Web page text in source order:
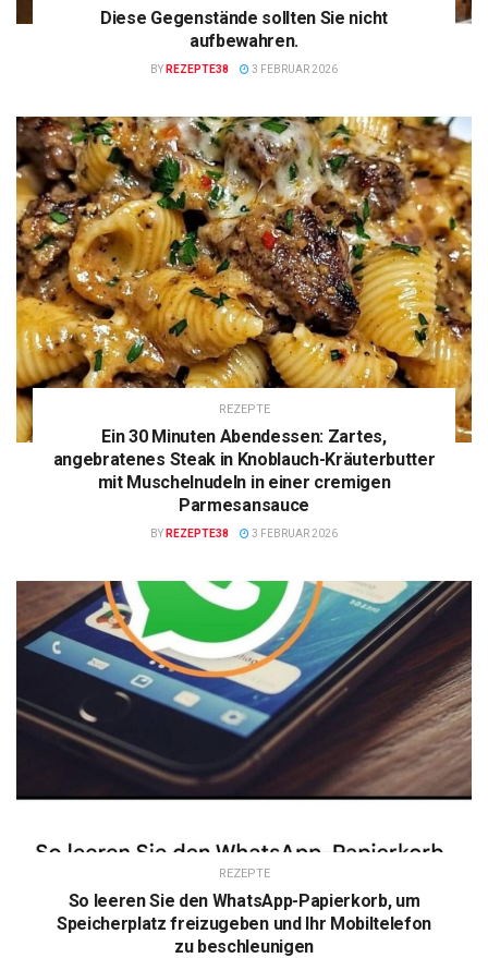
Diese Gegenstände sollten Sie nicht
aufbewahren.
BY REZEPTE38 3 FEBRUAR 2026
REZEPTE
Ein 30 Minuten Abendessen: Zartes,
angebratenes Steak in Knoblauch-Kräuterbutter
mit Muschelnudeln in einer cremigen
Parmesansauce
BY REZEPTE38 3 FEBRUAR 2026
REZEPTE
So leeren Sie den WhatsApp-Papierkorb, um
Speicherplatz freizugeben und Ihr Mobiltelefon
zu beschleunigen